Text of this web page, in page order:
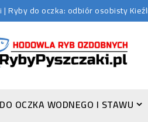
Ryby do oczka: odbiór osobisty
OCZKA WODNEGO I STAWU